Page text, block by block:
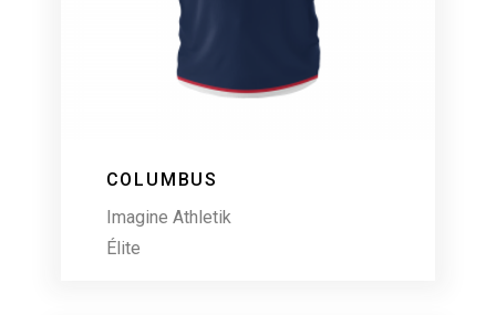
COLUMBUS
Imagine Athletik
Élite